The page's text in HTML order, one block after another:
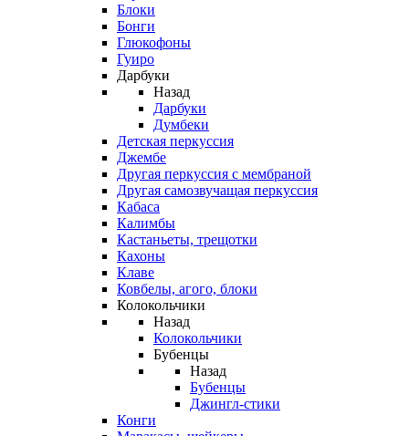
Блоки
Бонги
Глюкофоны
Гуиро
Дарбуки
Назад
Дарбуки
Думбеки
Детская перкуссия
Джембе
Другая перкуссия с мембраной
Другая самозвучащая перкуссия
Кабаса
Калимбы
Кастаньеты, трещотки
Кахоны
Клаве
Ковбелы, агого, блоки
Колокольчики
Назад
Колокольчики
Бубенцы
Назад
Бубенцы
Джингл-стики
Конги